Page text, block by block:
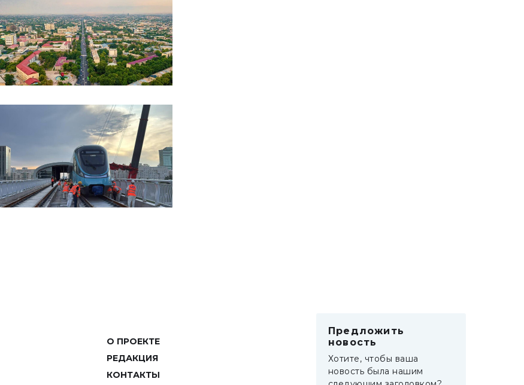
О ПРОЕКТЕ
РЕДАКЦИЯ
КОНТАКТЫ
Предложить
новость
Хотите, чтобы ваша
новость была нашим